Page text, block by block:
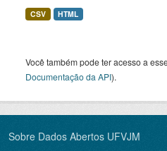
CSV HTML
Você também pode ter acesso a
Documentação da API).
Sobre Dados Abertos UFVJM